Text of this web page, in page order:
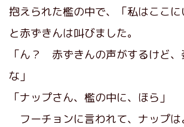
抱えられた檻の中で、「私はここに
と赤ずきんは叫びました。
「ん？ 赤ずきんの声がするけど
な」
「ナップさん、檻の中に、ほら」
フーチョンに言われて、ナップは